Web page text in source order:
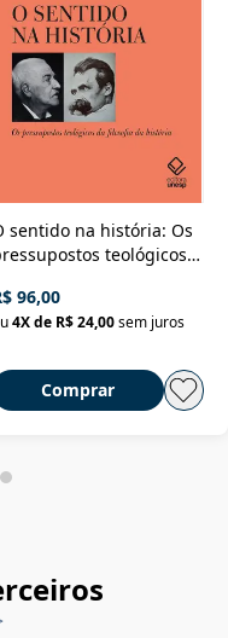
sentido na história: Os
teológicos
96,00
4X de R$ 24,00 sem juros
Comprar